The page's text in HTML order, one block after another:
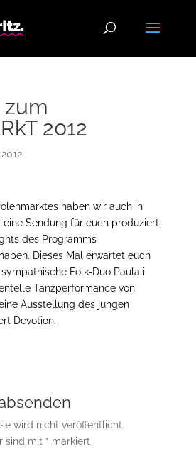
2012
haben wir auch in
Sendung für euch produziert,
des Programms
Dieses Mal erwartet euch
Folk-Duo Paula i
Tanzperformance von
Ausstellung des jungen
Devotion.
wird nicht veröffentlicht.
sind mit * markiert